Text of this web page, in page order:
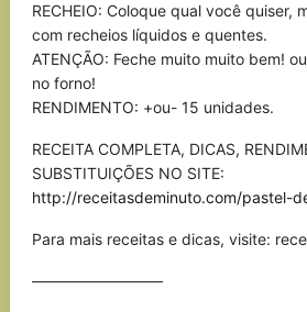
RECHEIO: Coloque qual você quiser,
com recheios líquidos e quentes.
ATENÇÃO: Feche muito muito bem!
no forno!
RENDIMENTO: +ou- 15 unidades.
RECEITA COMPLETA, DICAS,
SUBSTITUIÇÕES NO SITE:
http://receitasdeminuto.com/pastel-
Para mais receitas e dicas, visite:
————————–